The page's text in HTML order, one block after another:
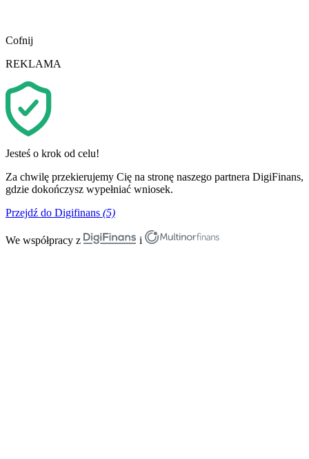
Cofnij
REKLAMA
Jesteś o krok od celu!
Za chwilę przekierujemy Cię na stronę naszego partnera DigiFinans,
gdzie dokończysz wypełniać wniosek.
Przejdź do Digifinans (5)
We współpracy z i